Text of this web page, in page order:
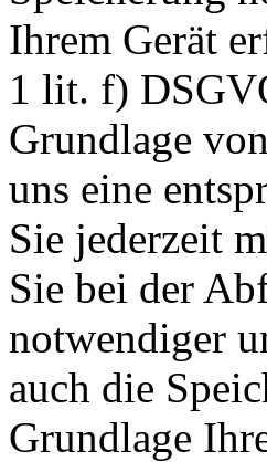
Ihrem Gerät
1 lit. f)
Grundlage
uns eine
Sie jederzeit
Sie bei der
notwendiger
auch die
Grundlage